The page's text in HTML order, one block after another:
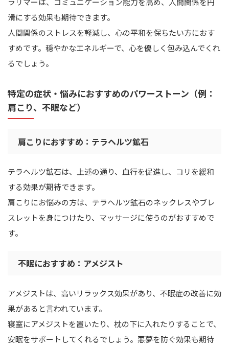
滑にする効果も期待できます。
人間関係のストレスを軽減し、心の平和を保ちたい方におす
すめです。穏やかなエネルギーで、心を優しく包み込んでくれ
るでしょう。
特定の症状・悩みにおすすめのパワーストーン（例：
肩こり、不眠など）
肩こりにおすすめ：テラヘルツ鉱石
テラヘルツ鉱石は、上述の通り、血行を促進し、コリを緩和
する効果が期待できます。
肩こりにお悩みの方は、テラヘルツ鉱石のネックレスやブレ
スレットを身につけたり、マッサージに使うのがおすすめで
す。
不眠におすすめ：アメジスト
アメジストは、高いリラックス効果があり、不眠症の改善に効
果があると言われています。
寝室にアメジストを置いたり、枕の下に入れたりすることで、
安眠をサポートしてくれるでしょう。悪夢を防ぐ効果も期待